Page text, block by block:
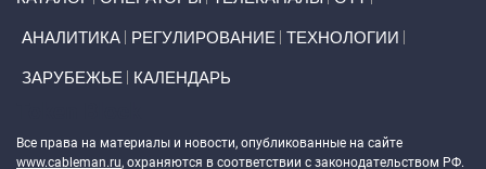
АНАЛИТИКА РЕГУЛИРОВАНИЕ ТЕХНОЛОГИИ
ЗАРУБЕЖЬЕ КАЛЕНДАРЬ
Все права на материалы и новости, опубликованные на сайте
www.cableman.ru, охраняются в соответствии с законодательством РФ.